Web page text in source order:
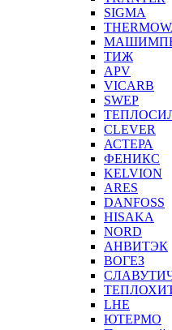
SIGMA
ТИЖ
APV
VICARB
SWEP
CLEVER
АСТЕРА
ФЕНИКС
KELVION
ARES
DANFOSS
HISAKA
NORD
АНВИТЭК
ВОГЕЗ
LHE
ЮТЕРМО